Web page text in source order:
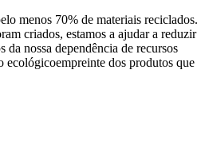
menos 70% de materiais reciclados.
criados, estamos a ajudar a reduzir
da nossa dependência de recursos
ecológicoempreinte dos produtos que